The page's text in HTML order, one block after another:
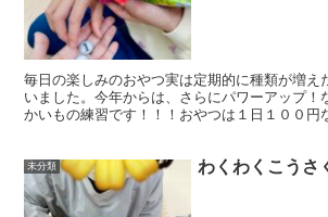
毎日の楽しみのおやつ実は定期的に種類が増え
いました。今年からは、さらにパワーアップ！
かいもの練習です！！！おやつは１日１００円
未分類 わくわくこうさ